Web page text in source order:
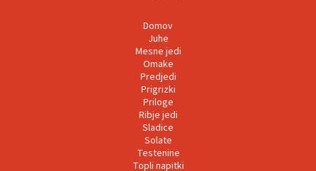
Domov
Juhe
Mesne jedi
Omake
Predjedi
Prigrizki
Priloge
Ribje jedi
Sladice
Solate
Testenine
Topli napitki